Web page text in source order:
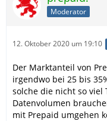
Moderator
12. Oktober 2020 um 19:10
Der Marktanteil von
irgendwo bei 25 bis
solche die nicht so
Datenvolumen
mit Prepaid umgehen